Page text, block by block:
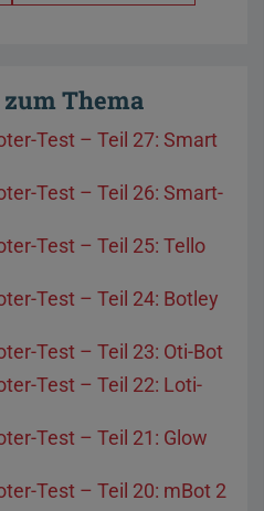
Thema
Test – Teil 27: Smart
Test – Teil 26: Smart-
Test – Teil 25: Tello
Test – Teil 24: Botley
Test – Teil 23: Oti-Bot
Test – Teil 22: Loti-
Test – Teil 21: Glow
Test – Teil 20: mBot 2